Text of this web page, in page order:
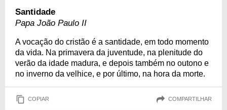
Santidade
Papa João Paulo II
A vocação do cristão é a santidade, em todo momento
da vida. Na primavera da juventude, na plenitude do
verão da idade madura, e depois também no outono e
no inverno da velhice, e por último, na hora da morte.
COPIAR COMPARTILHAR